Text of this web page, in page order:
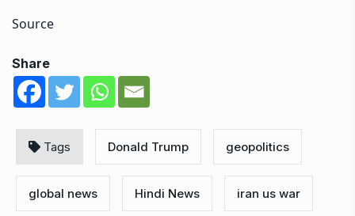
Source
Share
Tags Donald Trump geopolitics
global news Hindi News iran us war